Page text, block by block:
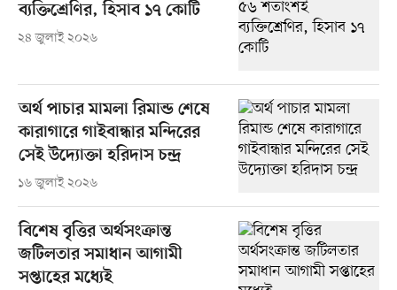
ব্যক্তিশ্রেণির, হিসাব ১৭ কোটি
২৪ জুলাই ২০২৬
অর্থ পাচার মামলা রিমান্ড শেষে
কারাগারে গাইবান্ধার মন্দিরের
সেই উদ্যোক্তা হরিদাস চন্দ্র
১৬ জুলাই ২০২৬
বিশেষ বৃত্তির অর্থসংক্রান্ত
জটিলতার সমাধান আগামী
সপ্তাহের মধ্যেই